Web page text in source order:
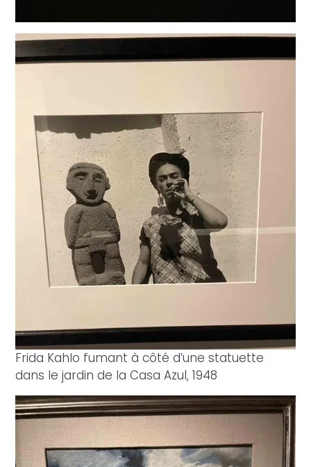
Frida Kahlo fumant à côté d’une statuette
dans le jardin de la Casa Azul, 1948